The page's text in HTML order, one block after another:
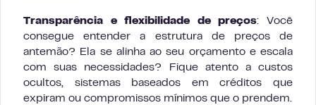
Transparência e flexibilidade de preços: Você
consegue entender a estrutura de preços de
antemão? Ela se alinha ao seu orçamento e escala
com suas necessidades? Fique atento a custos
ocultos, sistemas baseados em créditos que
expiram ou compromissos mínimos que o prendem.